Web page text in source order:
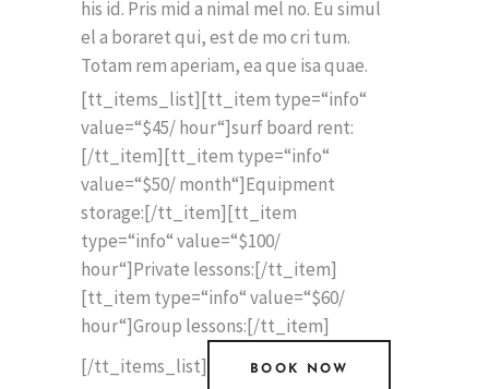
his id. Pris mid a nimal mel no. Eu simul
el a boraret qui, est de mo cri tum.
Totam rem aperiam, ea que isa quae.
[tt_items_list][tt_item type=“info“
value=“$45/ hour“]surf board rent:
[/tt_item][tt_item type=“info“
value=“$50/ month“]Equipment
storage:[/tt_item][tt_item
type=“info“ value=“$100/
hour“]Private lessons:[/tt_item]
[tt_item type=“info“ value=“$60/
hour“]Group lessons:[/tt_item]
[/tt_items_list]
BOOK NOW